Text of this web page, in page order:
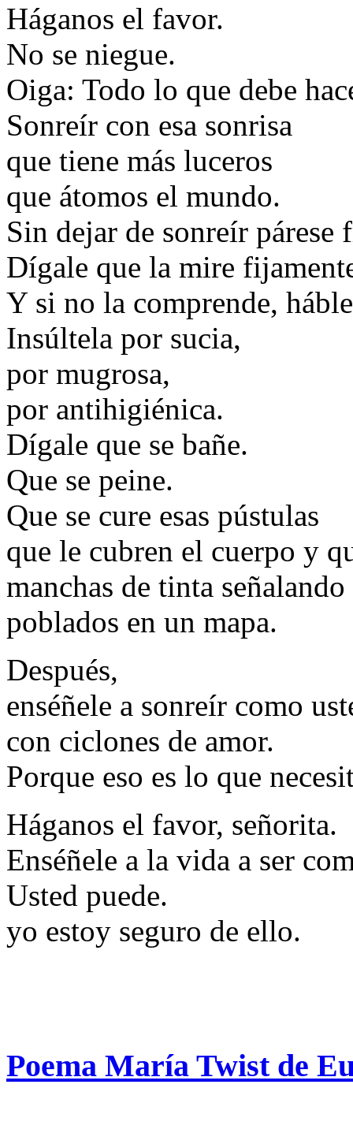
Háganos el favor.
No se niegue.
Oiga: Todo lo que debe
Sonreír con esa sonrisa
que tiene más luceros
que átomos el mundo.
Sin dejar de sonreír párese
Dígale que la mire
Y si no la comprende,
Insúltela por sucia,
por mugrosa,
por antihigiénica.
Dígale que se bañe.
Que se peine.
Que se cure esas pústulas
que le cubren el cuerpo y
manchas de tinta señalando
poblados en un mapa.
Después,
enséñele a sonreír como
con ciclones de amor.
Porque eso es lo que
Háganos el favor, señorita.
Enséñele a la vida a ser
Usted puede.
yo estoy seguro de ello.
Poema María Twist de